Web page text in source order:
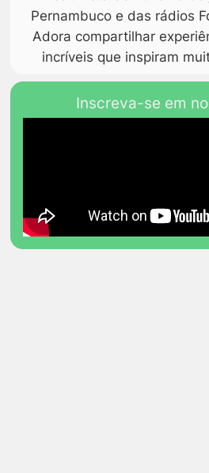
Pernambuco e das rádios
Adora compartilhar
incríveis que inspiram
Inscreva-se em